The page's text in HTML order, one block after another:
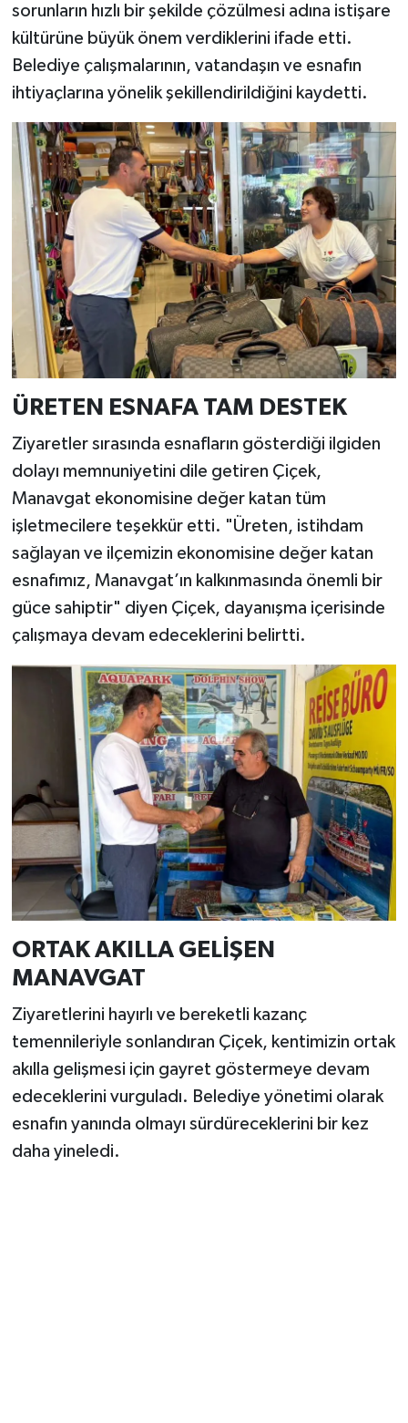
sorunların hızlı bir şekilde çözülmesi adına istişare
kültürüne büyük önem verdiklerini ifade etti.
Belediye çalışmalarının, vatandaşın ve esnafın
ihtiyaçlarına yönelik şekillendirildiğini kaydetti.
ÜRETEN ESNAFA TAM DESTEK
Ziyaretler sırasında esnafların gösterdiği ilgiden
dolayı memnuniyetini dile getiren Çiçek,
Manavgat ekonomisine değer katan tüm
işletmecilere teşekkür etti. "Üreten, istihdam
sağlayan ve ilçemizin ekonomisine değer katan
esnafımız, Manavgat’ın kalkınmasında önemli bir
güce sahiptir" diyen Çiçek, dayanışma içerisinde
çalışmaya devam edeceklerini belirtti.
ORTAK AKILLA GELİŞEN
MANAVGAT
Ziyaretlerini hayırlı ve bereketli kazanç
temennileriyle sonlandıran Çiçek, kentimizin ortak
akılla gelişmesi için gayret göstermeye devam
edeceklerini vurguladı. Belediye yönetimi olarak
esnafın yanında olmayı sürdüreceklerini bir kez
daha yineledi.